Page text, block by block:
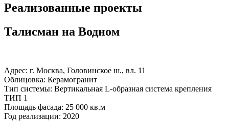
Реализованные проекты
Талисман на Водном
Адрес: г. Москва, Головинское ш., вл. 11
Облицовка: Керамогранит
Тип системы: Вертикальная L-образная система крепления
ТИП 1
Площадь фасада: 25 000 кв.м
Год реализации: 2020